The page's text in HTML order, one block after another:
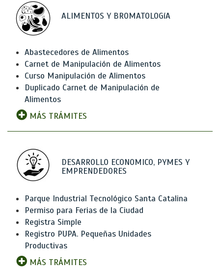
ALIMENTOS Y BROMATOLOGíA
Abastecedores de Alimentos
Carnet de Manipulación de Alimentos
Curso Manipulación de Alimentos
Duplicado Carnet de Manipulación de
Alimentos
MÁS TRÁMITES
DESARROLLO ECONOMICO, PYMES Y
EMPRENDEDORES
Parque Industrial Tecnológico Santa Catalina
Permiso para Ferias de la Ciudad
Registra Simple
Registro PUPA. Pequeñas Unidades
Productivas
MÁS TRÁMITES